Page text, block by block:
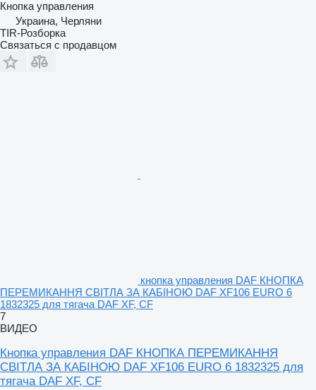
Кнопка управления
Украина, Черляни
TIR-Розборка
Связаться с продавцом
кнопка управления DAF КНОПКА
ПЕРЕМИКАННЯ СВІТЛА ЗА КАБІНОЮ DAF XF106 EURO 6
1832325 для тягача DAF XF, CF
7
ВИДЕО
Кнопка управления DAF КНОПКА ПЕРЕМИКАННЯ
СВІТЛА ЗА КАБІНОЮ DAF XF106 EURO 6 1832325 для
тягача DAF XF, CF